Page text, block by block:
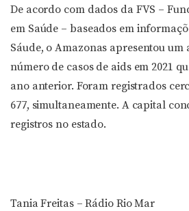
De acordo com dados da FVS –
em Saúde – baseados em
Sáude, o Amazonas apresentou um
número de casos de aids em 2021
ano anterior. Foram registrados
677, simultaneamente. A capital
registros no estado.
Tania Freitas – Rádio Rio Mar